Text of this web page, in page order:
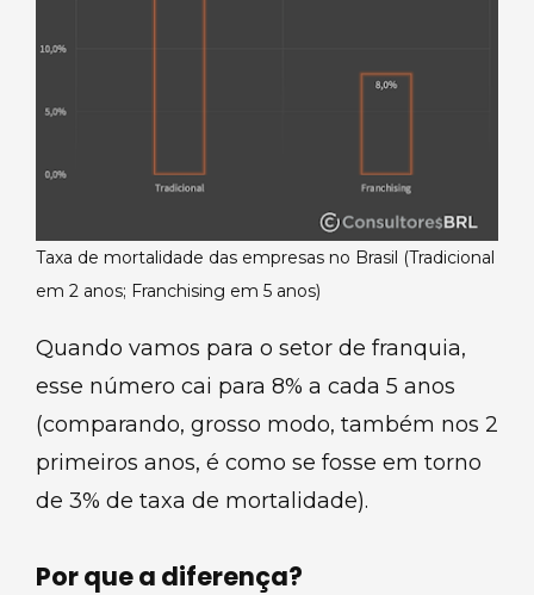
Taxa de mortalidade das empresas no Brasil (Tradicional
em 2 anos; Franchising em 5 anos)
Quando vamos para o setor de franquia,
esse número cai para 8% a cada 5 anos
(comparando, grosso modo, também nos 2
primeiros anos, é como se fosse em torno
de 3% de taxa de mortalidade).
Por que a diferença?